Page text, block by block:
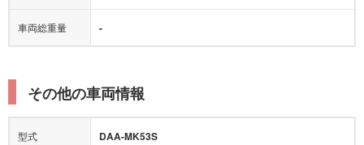
車両総重量 -
その他の車両情報
型式 DAA-MK53S